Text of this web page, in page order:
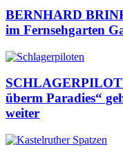
BERNHARD
im Fernsehgarten
überm Paradies“
weiter